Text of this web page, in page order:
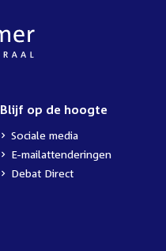
Blijf op de hoogte
Sociale media
E-mailattenderingen
Debat Direct